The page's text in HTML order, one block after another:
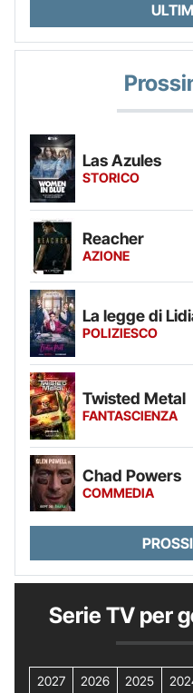
Las Azules
STORICO
Reacher
AZIONE
La legge di
POLIZIESCO
Twisted Metal
FANTASCIENZA
Chad Powers
COMMEDIA
Serie TV per
2027 2026 2025